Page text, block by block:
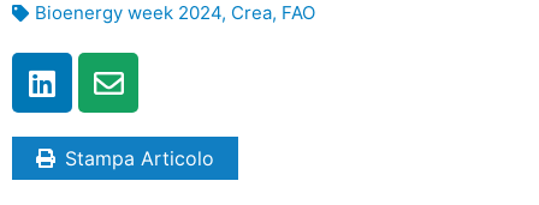
Bioenergy week 2024, Crea, FAO
Stampa Articolo